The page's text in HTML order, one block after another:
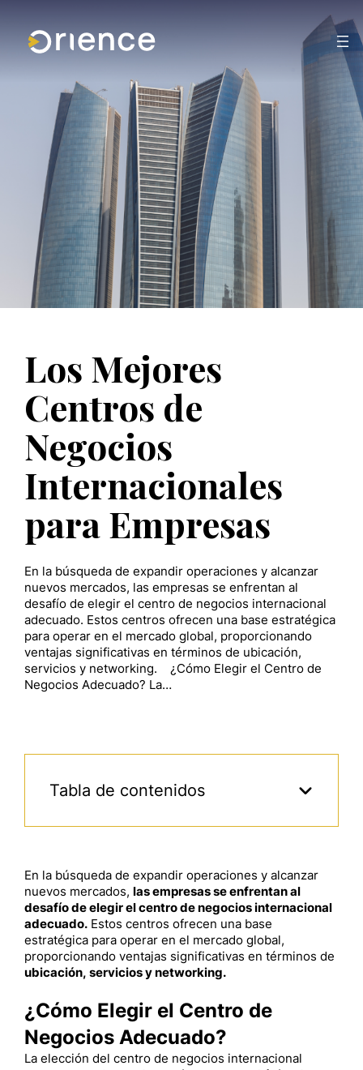
Los Mejores
Centros de
Negocios
Internacionales
para Empresas
En la búsqueda de expandir operaciones y alcanzar
nuevos mercados, las empresas se enfrentan al
desafío de elegir el centro de negocios internacional
adecuado. Estos centros ofrecen una base estratégica
para operar en el mercado global, proporcionando
ventajas significativas en términos de ubicación,
servicios y networking. ¿Cómo Elegir el Centro de
Negocios Adecuado? La…
Tabla de contenidos
En la búsqueda de expandir operaciones y alcanzar
nuevos mercados, las empresas se enfrentan al
desafío de elegir el centro de negocios internacional
adecuado. Estos centros ofrecen una base
estratégica para operar en el mercado global,
proporcionando ventajas significativas en términos de
ubicación, servicios y networking.
¿Cómo Elegir el Centro de
Negocios Adecuado?
La elección del centro de negocios internacional